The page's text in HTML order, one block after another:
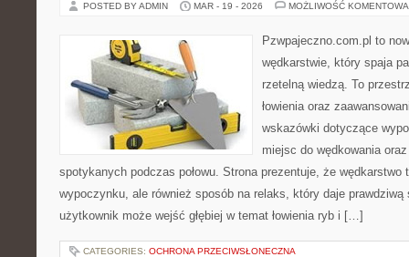
POSTED BY ADMIN MAR - 19 - 2026 MOŻLIWOŚĆ
Pzwpajeczno.com.pl to
wędkarstwie, który spaja
rzetelną wiedzą. To
łowienia oraz
wskazówki dotyczące
miejsc do wędkowania
spotykanych podczas połowu. Strona prezentuje, że wędkarstwo
wypoczynku, ale również sposób na relaks, który daje
użytkownik może wejść głębiej w temat łowienia ryb i […]
CATEGORIES: OCHRONA PRZECIWSŁONECZNA